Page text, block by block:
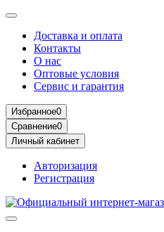
Доставка и оплата
Контакты
О нас
Оптовые условия
Сервис и гарантия
Избранное0
Сравнение0
Личный кабинет
Авторизация
Регистрация